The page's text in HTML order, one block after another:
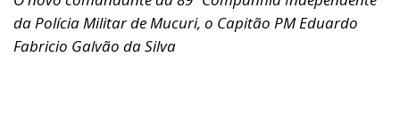
da Polícia Militar de Mucuri, o Capitão PM Eduardo
Fabricio Galvão da Silva